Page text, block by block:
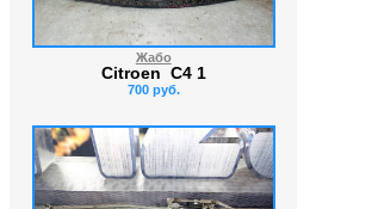
Жабо
Citroen C4 1
700 руб.